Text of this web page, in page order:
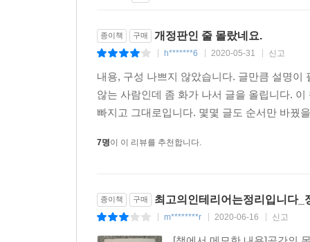
종이책 구매 개정판인 줄 몰랐네요.
h*******6 2020-05-31 신고
내용, 구성 나쁘지 않았습니다. 글만큼 설명
않는 사람인데 좀 화가 나서 글을 올립니다.
빠지고 그대로입니다. 몇몇 글도 순서만 바꿨
7명이 이 리뷰를 추천합니다.
종이책 구매 최고의인테리어는정리입니다_
m********r 2020-06-16 신고